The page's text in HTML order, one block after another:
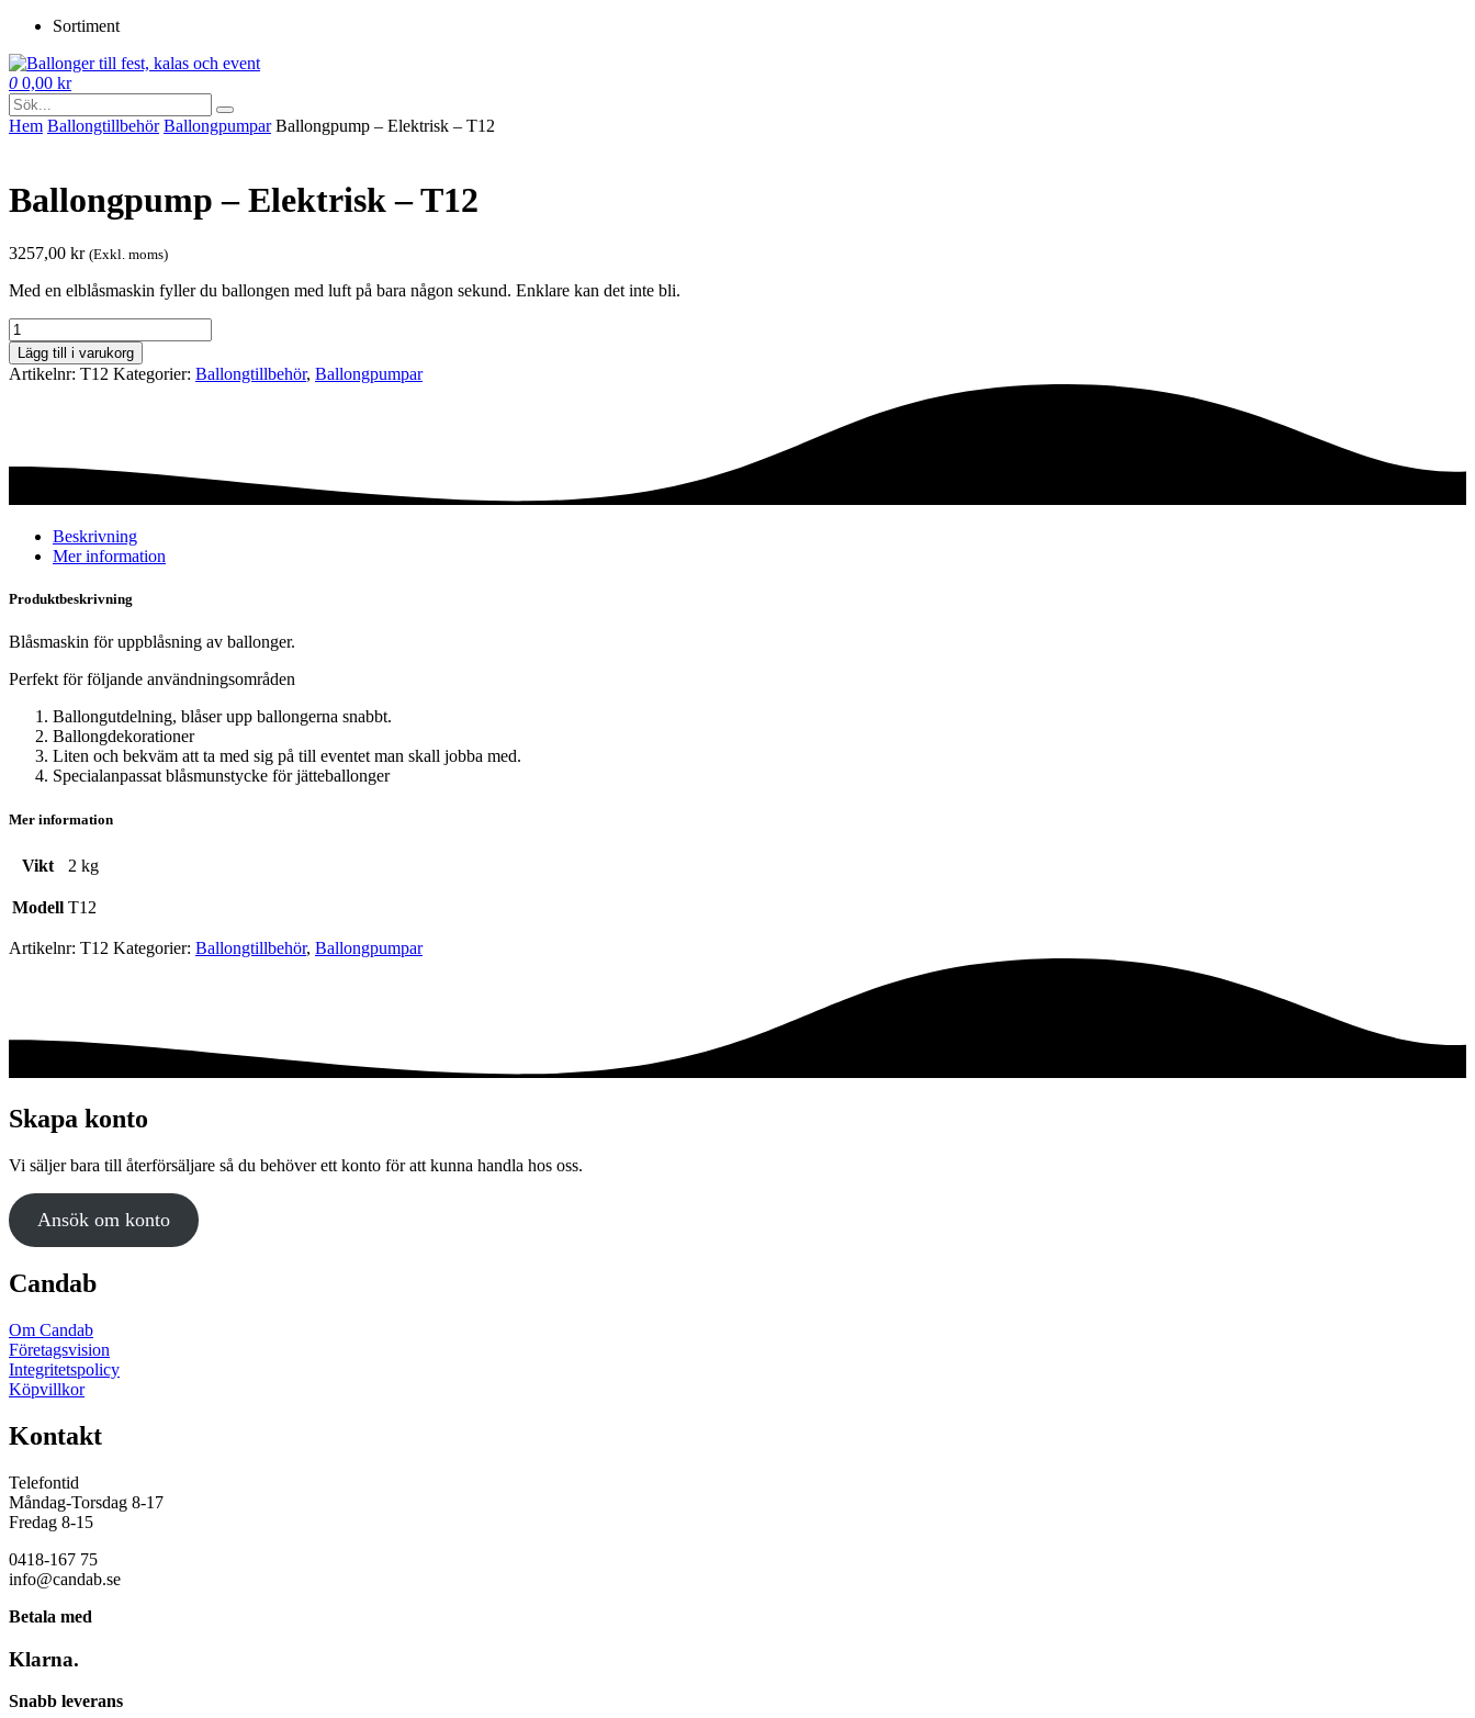
Sortiment
0 0,00 kr
Hem Ballong­tillbehör Ballongpumpar Ballongpump – Elektrisk – T12
Ballongpump – Elektrisk – T12
3257,00 kr (Exkl. moms)
Med en elblåsmaskin fyller du ballongen med luft på bara någon sekund. Enklare kan det inte bli.
Ballongpump
-
Elektrisk
-
Lägg till i varukorg
Artikelnr: T12 Kategorier: Ballong­tillbehör, Ballongpumpar
Beskrivning
Mer information
Produktbeskrivning
Blåsmaskin för uppblåsning av ballonger.
Perfekt för följande användningsområden
Ballongutdelning, blåser upp ballongerna snabbt.
Ballongdekorationer
Liten och bekväm att ta med sig på till eventet man skall jobba med.
Specialanpassat blåsmunstycke för jätteballonger
Mer information
Vikt 2 kg
Modell T12
Artikelnr: T12 Kategorier: Ballong­tillbehör, Ballongpumpar
Skapa konto
Vi säljer bara till återförsäljare så du behöver ett konto för att kunna handla hos oss.
Ansök om konto
Candab
Om Candab
Företagsvision
Integritetspolicy
Köpvillkor
Kontakt
Telefontid
Måndag-Torsdag 8-17
Fredag 8-15
0418-167 75
info@candab.se
Betala med
Klarna.
Snabb leverans